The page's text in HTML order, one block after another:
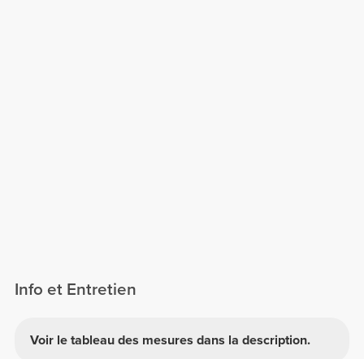
Info et Entretien
Voir le tableau des mesures dans la description.